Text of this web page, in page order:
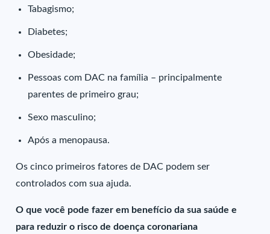
Tabagismo;
Diabetes;
Obesidade;
Pessoas com DAC na família – principalmente
parentes de primeiro grau;
Sexo masculino;
Após a menopausa.
Os cinco primeiros fatores de DAC podem ser
controlados com sua ajuda.
O que você pode fazer em benefício da sua saúde e
para reduzir o risco de doença coronariana